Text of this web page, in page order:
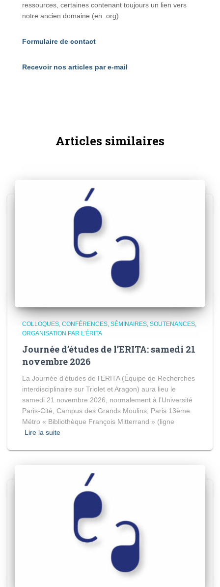
ressources, certaines contenant toujours un lien vers
notre ancien domaine (en .org)
Formulaire de contact
Recevoir nos articles par e-mail
Articles similaires
COLLOQUES, CONFÉRENCES, SÉMINAIRES, SOUTENANCES
ORGANISATION PAR L'ÉRITA
Journée d’études de l’ERITA: samedi 21
novembre 2026
La Journée d’études de l’ERITA (Équipe de Recherches
interdisciplinaire sur Triolet et Aragon) aura lieu le
samedi 21 novembre 2026, normalement à l’Université
Paris-Cité, Campus des Grands Moulins, Paris 13ème.
Métro « Bibliothèque François Mitterrand » (ligne
Lire la suite